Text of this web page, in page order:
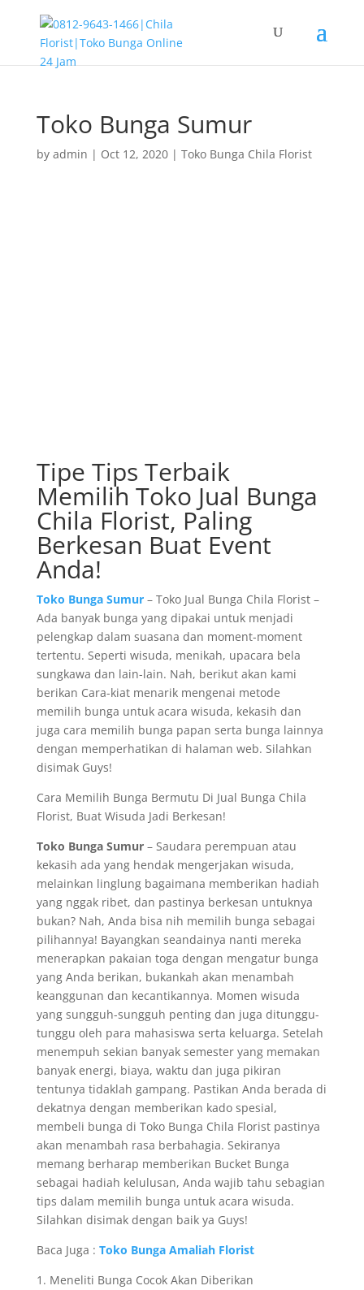
Toko Bunga Sumur
by admin | Oct 12, 2020| Toko Bunga Chila Florist
Tipe Tips Terbaik
Memilih Toko Jual Bunga
Chila Florist, Paling
Berkesan Buat Event
Anda!
Toko Bunga Sumur– Toko Jual Bunga Chila Florist –
Ada banyak bunga yang dipakai untuk menjadi
pelengkap dalam suasana dan moment-moment
tertentu. Seperti wisuda, menikah, upacara bela
sungkawa dan lain-lain. Nah, berikut akan kami
berikan Cara-kiat menarik mengenai metode
memilih bunga untuk acara wisuda, kekasih dan
juga cara memilih bunga papan serta bunga lainnya
dengan memperhatikan di halaman web. Silahkan
disimak Guys!
Cara Memilih Bunga Bermutu Di Jual Bunga Chila
Florist, Buat Wisuda Jadi Berkesan!
Toko Bunga Sumur– Saudara perempuan atau
kekasih ada yang hendak mengerjakan wisuda,
melainkan linglung bagaimana memberikan hadiah
yang nggak ribet, dan pastinya berkesan untuknya
bukan? Nah, Anda bisa nih memilih bunga sebagai
pilihannya! Bayangkan seandainya nanti mereka
menerapkan pakaian toga dengan mengatur bunga
yang Anda berikan, bukankah akan menambah
keanggunan dan kecantikannya. Momen wisuda
yang sungguh-sungguh penting dan juga ditunggu-
tunggu oleh para mahasiswa serta keluarga. Setelah
menempuh sekian banyak semester yang memakan
banyak energi, biaya, waktu dan juga pikiran
tentunya tidaklah gampang. Pastikan Anda berada di
dekatnya dengan memberikan kado spesial,
membeli bunga di Toko Bunga Chila Florist pastinya
akan menambah rasa berbahagia. Sekiranya
memang berharap memberikan Bucket Bunga
sebagai hadiah kelulusan, Anda wajib tahu sebagian
tips dalam memilih bunga untuk acara wisuda.
Silahkan disimak dengan baik ya Guys!
Baca Juga : Toko Bunga Amaliah Florist
1. Meneliti Bunga Cocok Akan Diberikan